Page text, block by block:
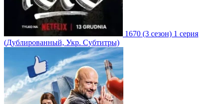
1670 (3 сезон) 1 серия
(Дублированный, Укр. Субтитры)